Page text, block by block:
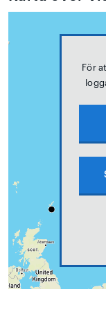
För